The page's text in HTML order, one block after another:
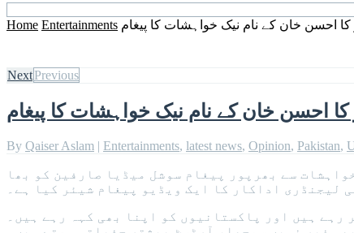
Home Entertainments کا احسن خان کے نام نیک خواہشات کا پیغام
NextPrevious
کا احسن خان کے نام نیک خواہشات کا پیغام
By Qaiser Aslam | Entertainments, latest news, Opinion, Pakistan,
سے بھرپور پیغام سوشل میڈیا صارفین کو بھا
اداکار کا ایک ویڈیو پیغام شیئر کیا ہے۔
ہیں اور پاکستانیوں کو اپنا بھی کہہ رہے ہیں۔